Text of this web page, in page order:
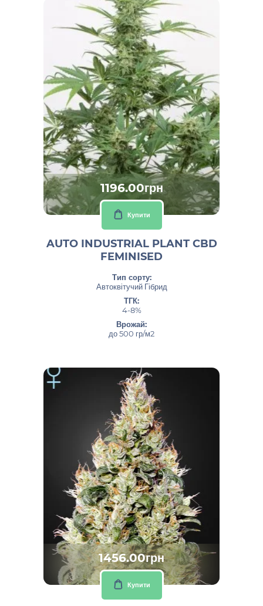
1196.00грн
Купити
AUTO INDUSTRIAL PLANT CBD
FEMINISED
Тип сорту:
Автоквітучий Гібрид
ТГК:
4-8%
Врожай:
до 500 гр/м2
1456.00грн
Купити